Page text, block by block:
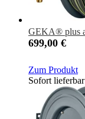
GEKA® plus
699,00 €
Zum Produkt
Sofort lieferbar